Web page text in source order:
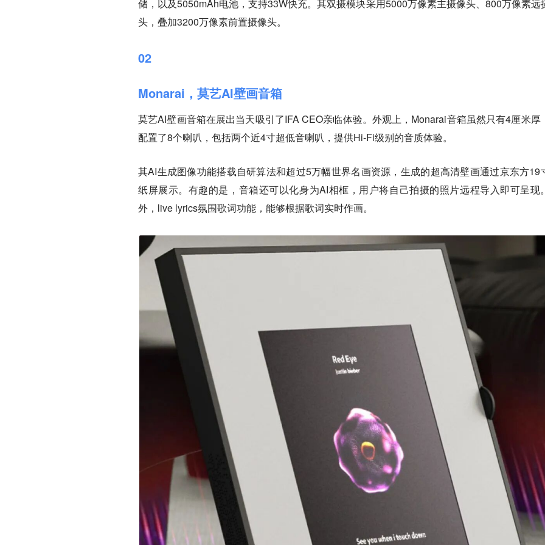
储，以及5050mAh电池，支持33W快充。其双摄模块采用5000万像素主摄像头、800万像素远
头，叠加3200万像素前置摄像头。
02
Monarai，莫艺AI壁画音箱
莫艺AI壁画音箱在展出当天吸引了IFA CEO亲临体验。外观上，Monarai音箱虽然只有4厘米厚
配置了8个喇叭，包括两个近4寸超低音喇叭，提供Hi-Fi级别的音质体验。
其AI生成图像功能搭载自研算法和超过5万幅世界名画资源，生成的超高清壁画通过京东方19
纸屏展示。有趣的是，音箱还可以化身为AI相框，用户将自己拍摄的照片远程导入即可呈现
外，live lyrics氛围歌词功能，能够根据歌词实时作画。